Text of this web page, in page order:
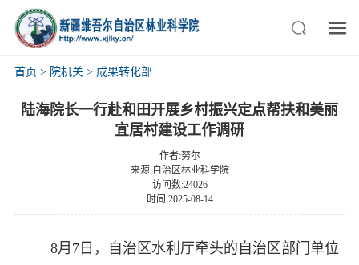
首页 > 院机关 > 成果转化部
陆海院长一行赴和田开展乡村振兴定点帮扶和美丽
宜居村建设工作调研
作者:努尔
来源:自治区林业科学院
访问数:24026
时间:2025-08-14
8月7日，自治区水利厅牵头的自治区部门单位